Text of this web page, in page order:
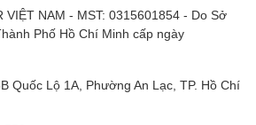
VIỆT NAM - MST: 0315601854 - Do Sở
Phố Hồ Chí Minh cấp ngày
Quốc Lộ 1A, Phường An Lạc, TP. Hồ Chí